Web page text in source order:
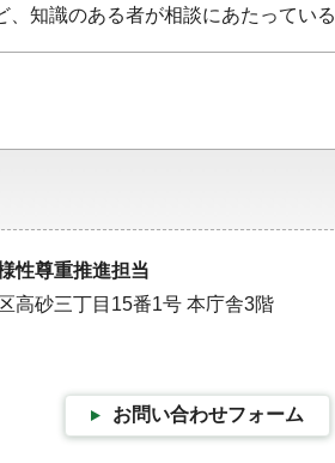
、知識のある者が相談にあたっている
性尊重推進担当
高砂三丁目15番1号 本庁舎3階
お問い合わせフォーム